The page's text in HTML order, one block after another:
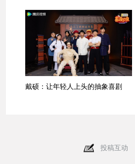
戴硕：让年轻人上头的抽象喜剧
投稿互动